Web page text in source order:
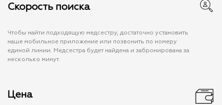
Скорость поиска
Чтобы найти подходящую медсестру, достаточно установить
наше мобильное приложение или позвонить по номеру
единой линии. Медсестра будет найдена и забронирована за
несколько минут.
Цена